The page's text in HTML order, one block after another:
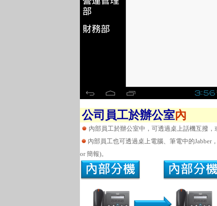
公司員工於辦公室內
內部員工於辦公室中，可透過桌上話機互撥，
內部員工也可透過桌上電腦、筆電中的
or 簡報)。